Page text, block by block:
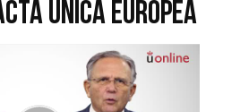
ÚNICA EUROPEA